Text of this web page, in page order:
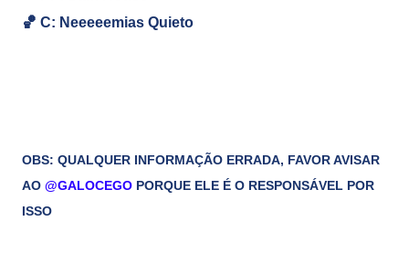
🏀 C: Neeeeemias Quieto
OBS: QUALQUER INFORMAÇÃO ERRADA, FAVOR AVISAR
AO @GALOCEGO PORQUE ELE É O RESPONSÁVEL POR
ISSO